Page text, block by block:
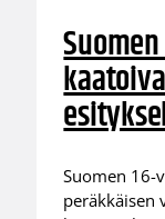
Suomen 16-
peräkkäisen